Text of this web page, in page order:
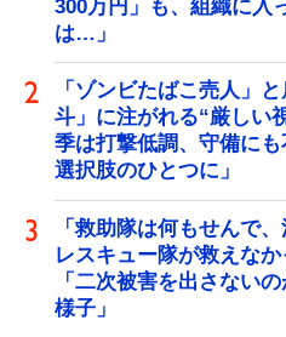
300万円」も、組織に入
は…」
「ゾンビたばこ売人」
斗」に注がれる“厳し
季は打撃低調、守備に
選択肢のひとつに」
「救助隊は何もせんで
レスキュー隊が救えな
「二次被害を出さない
様子」